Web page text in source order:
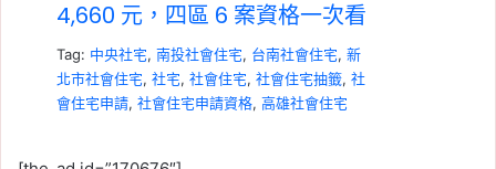
4,660 元，四區 6 案資格一次看
Tag: 中央社宅, 南投社會住宅, 台南社會住宅, 新
北市社會住宅, 社宅, 社會住宅, 社會住宅抽籤, 社
會住宅申請, 社會住宅申請資格, 高雄社會住宅